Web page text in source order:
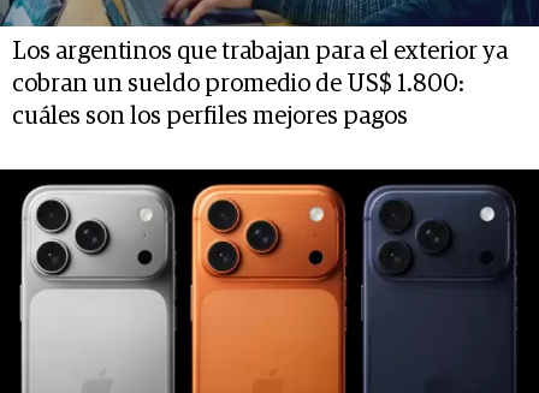
Los argentinos que trabajan para el exterior ya
cobran un sueldo promedio de US$ 1.800:
cuáles son los perfiles mejores pagos